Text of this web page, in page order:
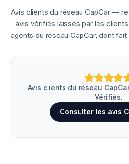
Avis clients du réseau CapCar —
avis vérifiés laissés par les
agents du réseau CapCar, dont
Avis clients du réseau
Vérifiés.
Consulter les avis